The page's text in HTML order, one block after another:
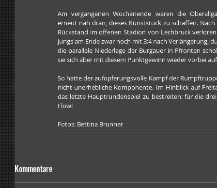
Am vergangenen Wochenende waren die
erneut nah dran, dieses Kunststück zu schaffen. Nach
Rückstand im offenen Stadion von Lechbruck
Jungs am Ende zwar noch mit 3:4 nach Verlängerung,
die parallele Niederlage der Burgauer in Pfronten
sie sich aber mit diesem Punktgewinn wieder vorbei
So hatte der aufopferungsvolle Kampf der
nicht unerhebliche Komponente. Im Hinblick auf
das letzte Hauptrundenspiel zu bestreiten: für die
Flow!
Fotos: Bettina Brunner
Kommentare